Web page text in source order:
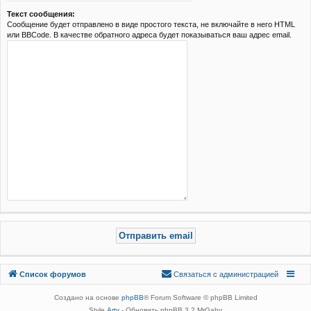
Текст сообщения:
Сообщение будет отправлено в виде простого текста, не включайте в него HTML
или BBCode. В качестве обратного адреса будет показываться ваш адрес email.
Список форумов
Связаться с
Связаться с администрацией
Создано на основе phpBB® Forum Software © phpBB Limited